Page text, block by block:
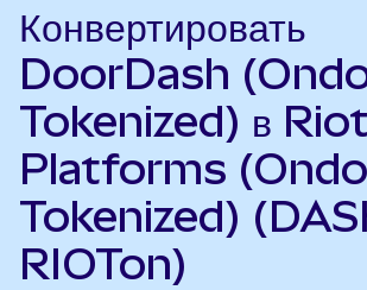
Конвертировать
DoorDash
Tokenized) в Riot
Platforms (Ondo
Tokenized)
RIOTon)